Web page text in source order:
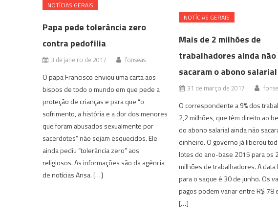
NOTÍ­CIAS GERAIS
Papa pede tolerância zero
contra pedofilia
3 de janeiro de 2017 fonseas
O papa Francisco enviou uma carta aos
bispos de todo o mundo em que pede a
proteção de crianças e para que “o
sofrimento, a história e a dor dos menores
que foram abusados sexualmente por
sacerdotes” não sejam esquecidos. Ele
ainda pediu “tolerância zero” aos
religiosos. As informações são da agência
de notícias Ansa. […]
NOTÍ­CIAS GERAIS
Mais de 2 milhões de
trabalhadores ainda não
sacaram o abono salarial
31 de março de 2017
O correspondente a 9% dos
2,2 milhões, que têm direito ao
do abono salarial ainda não
dinheiro. O governo já liberou
lotes do ano-base 2015 para os
milhões de trabalhadores. A data
para o saque é 30 de junho. Os
pagos podem variar entre R$ 78
[…]